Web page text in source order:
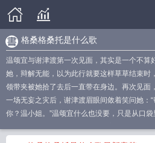
格桑格桑托是什么歌
温颂宜与谢津渡第一次见面，其实是一个不算
她，辩解无能，以为此行就要这样草草结束时
领带夹被她拾了去后一直带在身边。再次见面
一场无妄之灾后，谢津渡眉眼间敛着笑问她：
你？温小姐。”温颂宜什么也没要，只是从口
她重拾梦想的，一个是她的上司，另一个，是